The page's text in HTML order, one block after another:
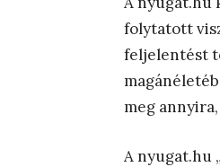
folytatott
feljelentést
meg
A nyugat.hu